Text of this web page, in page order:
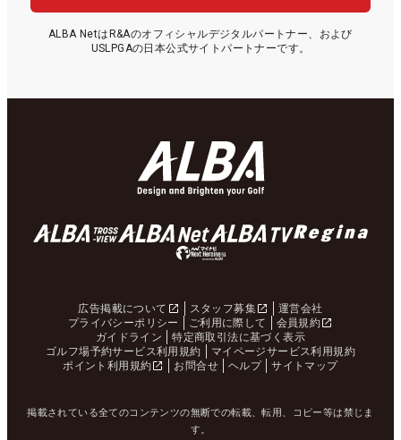
ALBA NetはR&Aのオフィシャルデジタルパートナー、および
USLPGAの日本公式サイトパートナーです。
広告掲載について スタッフ募集
運営会社
プライバシーポリシー
ご利用に際して
会員規約
ガイドライン
特定商取引法に基づく表示
ゴルフ場予約サービス利用規約
マイページサービス利用規約
ポイント利用規約
お問合せ ヘルプ サイトマップ
掲載されている全てのコンテンツの無断での転載、転用、コピー等は禁じま
す。